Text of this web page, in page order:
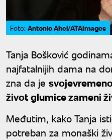
Foto: Antonio Ahel/ATAImages
Tanja Bošković
najfatalnijih dama na
zna da je
život glumice zameni
Međutim, kako Tanja
potreban za monaški